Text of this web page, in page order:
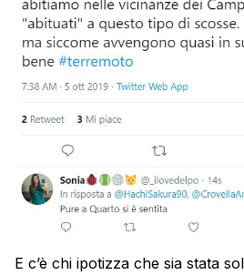
E c’è chi ipotizza che sia stata